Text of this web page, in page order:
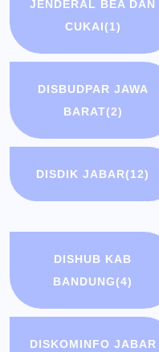
JENDERAL BEA DAN
CUKAI(1)
DISBUDPAR JAWA
BARAT(2)
DISDIK JABAR(12)
DISHUB KAB
BANDUNG(4)
DISKOMINFO JABAR